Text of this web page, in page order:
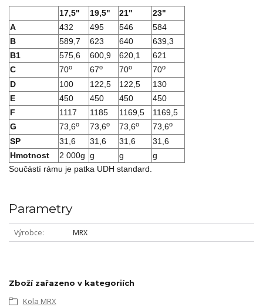
17,5" 19,5" 21"
23"
A
432 495 546
584
B
589,7 623 640
639,3
B1
575,6 600,9 620,1
621
C
70o 67o 70o 70o
D 100 122,5 122,5
130
E
450 450 450
450
F
1117 1185 1169,5
1169,5
G
73,6o 73,6o 73,6o 73,6o
SP 31,6 31,6 31,6
31,6
Hmotnost
2 000g g g
g
Součástí rámu je patka UDH standard.
Parametry
Výrobce MRX
Zboží zařazeno v kategoriích
Kola MRX